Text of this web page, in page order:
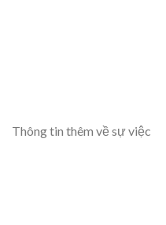
Thông tin thêm về sự việc